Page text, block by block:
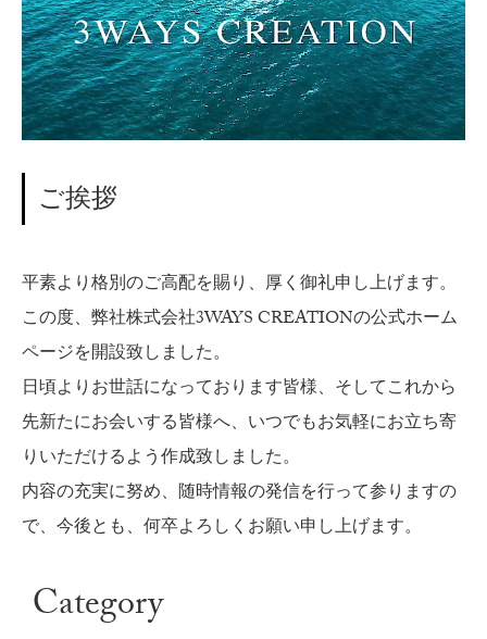
ご挨拶
平素より格別のご高配を賜り、厚く御礼申し上げます。
この度、弊社株式会社3WAYS CREATIONの公式ホーム
ページを開設致しました。
日頃よりお世話になっております皆様、そしてこれから
先新たにお会いする皆様へ、いつでもお気軽にお立ち寄
りいただけるよう作成致しました。
内容の充実に努め、随時情報の発信を行って参りますの
で、今後とも、何卒よろしくお願い申し上げます。
Category